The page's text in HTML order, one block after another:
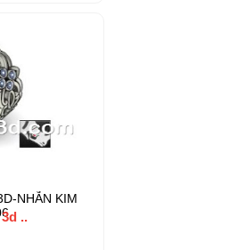
NHẪN KIM
..